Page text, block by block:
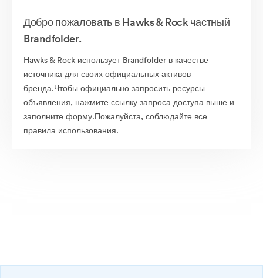
Добро пожаловать в Hawks & Rock частный
Brandfolder.
Hawks & Rock использует Brandfolder в качестве
источника для своих официальных активов
бренда.Чтобы официально запросить ресурсы
объявления, нажмите ссылку запроса доступа выше и
заполните форму.Пожалуйста, соблюдайте все
правила использования.